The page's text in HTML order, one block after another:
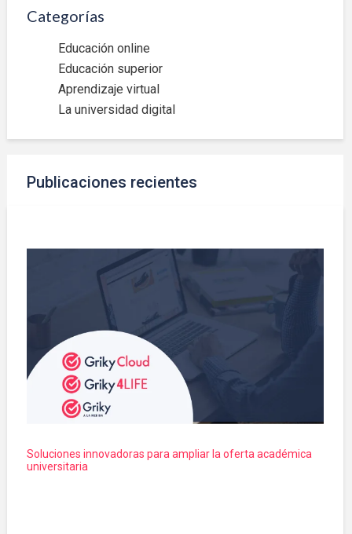
Categorías
Educación online
Educación superior
Aprendizaje virtual
La universidad digital
Publicaciones recientes
Soluciones innovadoras para ampliar la oferta académica
universitaria